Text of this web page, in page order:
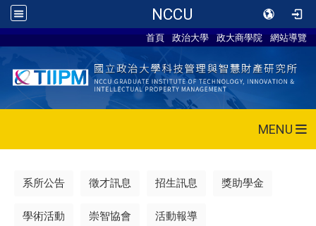
NCCU
首頁 政治大學 政大商學院 網站導覽
MENU
系所公告 徵才訊息 招生訊息 獎助學金
學術活動 崇智協會 活動報導